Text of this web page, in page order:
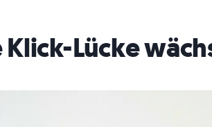
Klick-Lücke